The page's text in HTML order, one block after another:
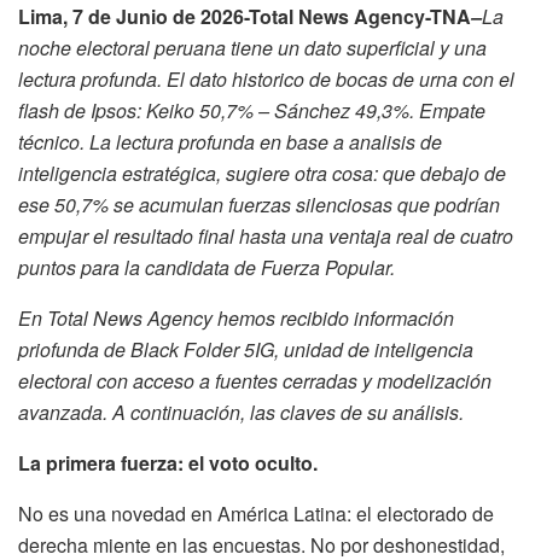
Lima, 7 de Junio de 2026-Total News Agency-TNA–La
noche electoral peruana tiene un dato superficial y una
lectura profunda. El dato historico de bocas de urna con el
flash de Ipsos: Keiko 50,7% – Sánchez 49,3%. Empate
técnico. La lectura profunda en base a analisis de
inteligencia estratégica, sugiere otra cosa: que debajo de
ese 50,7% se acumulan fuerzas silenciosas que podrían
empujar el resultado final hasta una ventaja real de cuatro
puntos para la candidata de Fuerza Popular.
En Total News Agency hemos recibido información
priofunda de Black Folder 5IG, unidad de inteligencia
electoral con acceso a fuentes cerradas y modelización
avanzada. A continuación, las claves de su análisis.
La primera fuerza: el voto oculto.
No es una novedad en América Latina: el electorado de
derecha miente en las encuestas. No por deshonestidad,